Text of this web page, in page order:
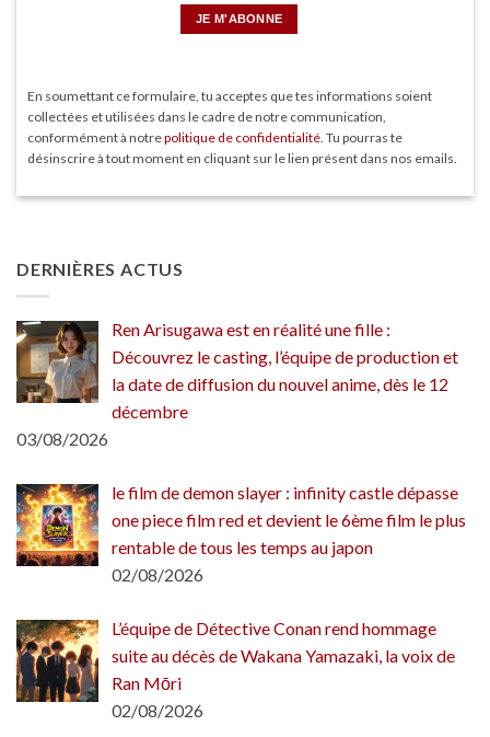
En soumettant ce formulaire, tu acceptes que tes informations soient
collectées et utilisées dans le cadre de notre communication,
conformément à notrepolitique de confidentialité . Tu pourras te
désinscrire à tout moment en cliquant sur le lien présent dans nos emails.
DERNIÈRES ACTUS
Ren Arisugawa est en réalité une fille :
Découvrez le casting, l’équipe de production et
la date de diffusion du nouvel anime, dès le 12
décembre
03/08/2026
le film de demon slayer : infinity castle dépasse
one piece film red et devient le 6ème film le plus
rentable de tous les temps au japon
02/08/2026
L’équipe de Détective Conan rend hommage
suite au décès de Wakana Yamazaki, la voix de
Ran Mōri
02/08/2026